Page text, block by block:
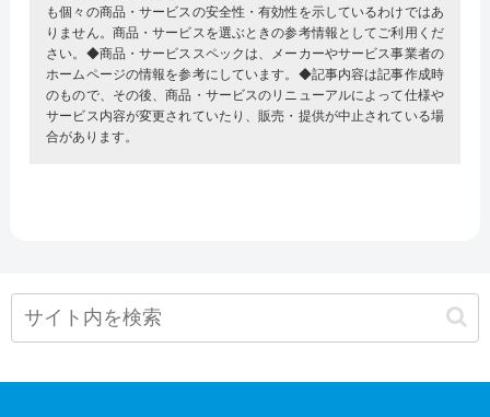
も個々の商品・サービスの安全性・有効性を示しているわけではあ
りません。商品・サービスを選ぶときの参考情報としてご利用くだ
さい。◆商品・サービススペックは、メーカーやサービス事業者の
ホームページの情報を参考にしています。◆記事内容は記事作成時
のもので、その後、商品・サービスのリニューアルによって仕様や
サービス内容が変更されていたり、販売・提供が中止されている場
合があります。